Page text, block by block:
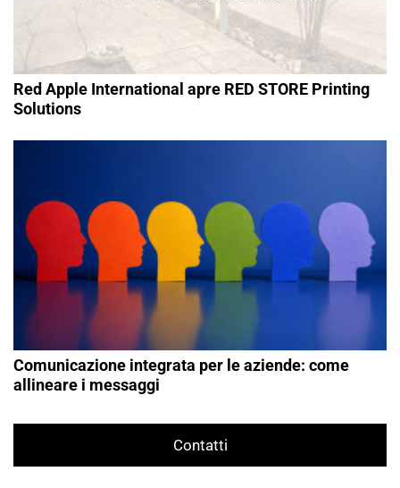
Red Apple International apre RED STORE Printing
Solutions
Comunicazione integrata per le aziende: come
allineare i messaggi
Contatti